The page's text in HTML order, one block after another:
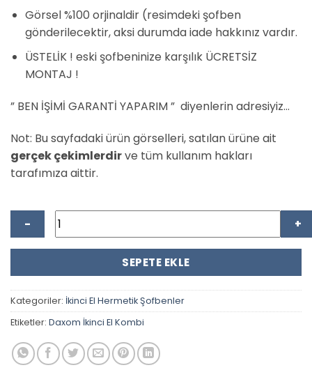
Görsel %100 orjinaldir (resimdeki şofben
gönderilecektir, aksi durumda iade hakkınız vardır.
ÜSTELİK ! eski şofbeninize karşılık ÜCRETSİZ
MONTAJ !
” BEN İŞİMİ GARANTİ YAPARIM ” diyenlerin adresiyiz…
Not: Bu sayfadaki ürün görselleri, satılan ürüne ait
gerçek çekimlerdirve tüm kullanım hakları
tarafımıza aittir.
Daxom Ukdax 11 ST Hermetik Şofben adet
SEPETE EKLE
Kategoriler: İkinci El Hermetik Şofbenler
Etiketler: Daxom İkinci El Kombi